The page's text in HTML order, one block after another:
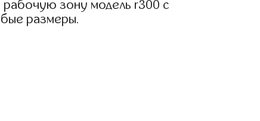
рабочую зону модель r300 с
размеры.